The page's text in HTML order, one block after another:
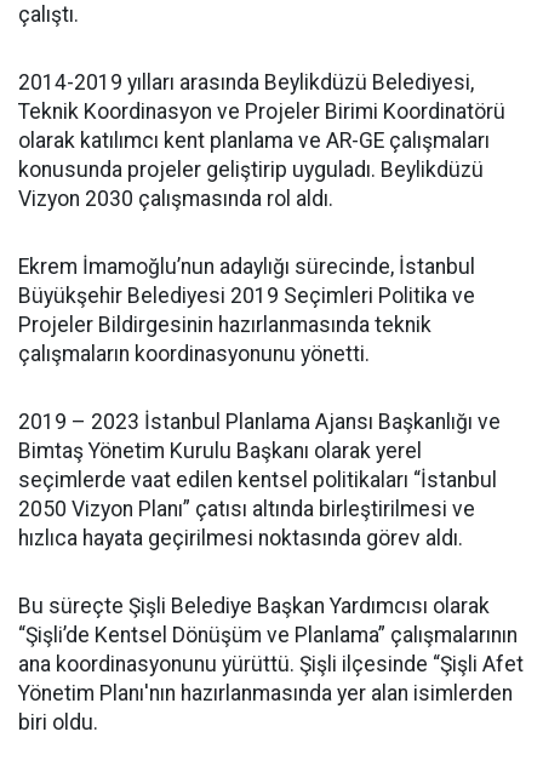
çalıştı.
2014-2019 yılları arasında Beylikdüzü Belediyesi,
Teknik Koordinasyon ve Projeler Birimi Koordinatörü
olarak katılımcı kent planlama ve AR-GE çalışmaları
konusunda projeler geliştirip uyguladı. Beylikdüzü
Vizyon 2030 çalışmasında rol aldı.
Ekrem İmamoğlu’nun adaylığı sürecinde, İstanbul
Büyükşehir Belediyesi 2019 Seçimleri Politika ve
Projeler Bildirgesinin hazırlanmasında teknik
çalışmaların koordinasyonunu yönetti.
2019 – 2023 İstanbul Planlama Ajansı Başkanlığı ve
Bimtaş Yönetim Kurulu Başkanı olarak yerel
seçimlerde vaat edilen kentsel politikaları “İstanbul
2050 Vizyon Planı” çatısı altında birleştirilmesi ve
hızlıca hayata geçirilmesi noktasında görev aldı.
Bu süreçte Şişli Belediye Başkan Yardımcısı olarak
“Şişli’de Kentsel Dönüşüm ve Planlama” çalışmalarının
ana koordinasyonunu yürüttü. Şişli ilçesinde “Şişli Afet
Yönetim Planı'nın hazırlanmasında yer alan isimlerden
biri oldu.